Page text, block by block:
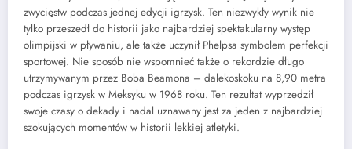
zwycięstw podczas jednej edycji igrzysk. Ten niezwykły wynik nie
tylko przeszedł do historii jako najbardziej spektakularny występ
olimpijski w pływaniu, ale także uczynił Phelpsa symbolem perfekcji
sportowej. Nie sposób nie wspomnieć także o rekordzie długo
utrzymywanym przez Boba Beamona – dalekoskoku na 8,90 metra
podczas igrzysk w Meksyku w 1968 roku. Ten rezultat wyprzedził
swoje czasy o dekady i nadal uznawany jest za jeden z najbardziej
szokujących momentów w historii lekkiej atletyki.